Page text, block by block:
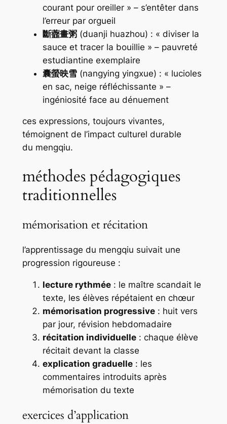
courant pour oreiller » – s’entêter dans
l’erreur par orgueil
斷虀畫粥(duanji huazhou) : « diviser la
sauce et tracer la bouillie » – pauvreté
estudiantine exemplaire
囊螢映雪(nangying yingxue) : « lucioles
en sac, neige réfléchissante » –
ingéniosité face au dénuement
ces expressions, toujours vivantes,
témoignent de l’impact culturel durable
du mengqiu.
méthodes pédagogiques
traditionnelles
mémorisation et récitation
l’apprentissage du mengqiu suivait une
progression rigoureuse :
lecture rythmée: le maître scandait le
texte, les élèves répétaient en chœur
mémorisation progressive: huit vers
par jour, révision hebdomadaire
récitation individuelle: chaque élève
récitait devant la classe
explication graduelle: les
commentaires introduits après
mémorisation du texte
exercices d’application